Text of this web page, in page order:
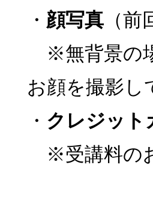
・ 顔写真（前
※無背景の
お顔を撮影し
・ クレジット
※受講料の